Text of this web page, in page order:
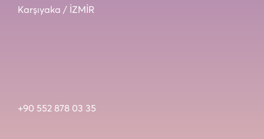
Karşıyaka / İZMİR
+90 552 878 03 35